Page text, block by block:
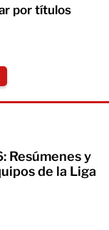
por títulos
Resúmenes y
de la Liga